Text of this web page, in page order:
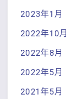
2023年1月
2022年10月
2022年8月
2022年5月
2021年5月